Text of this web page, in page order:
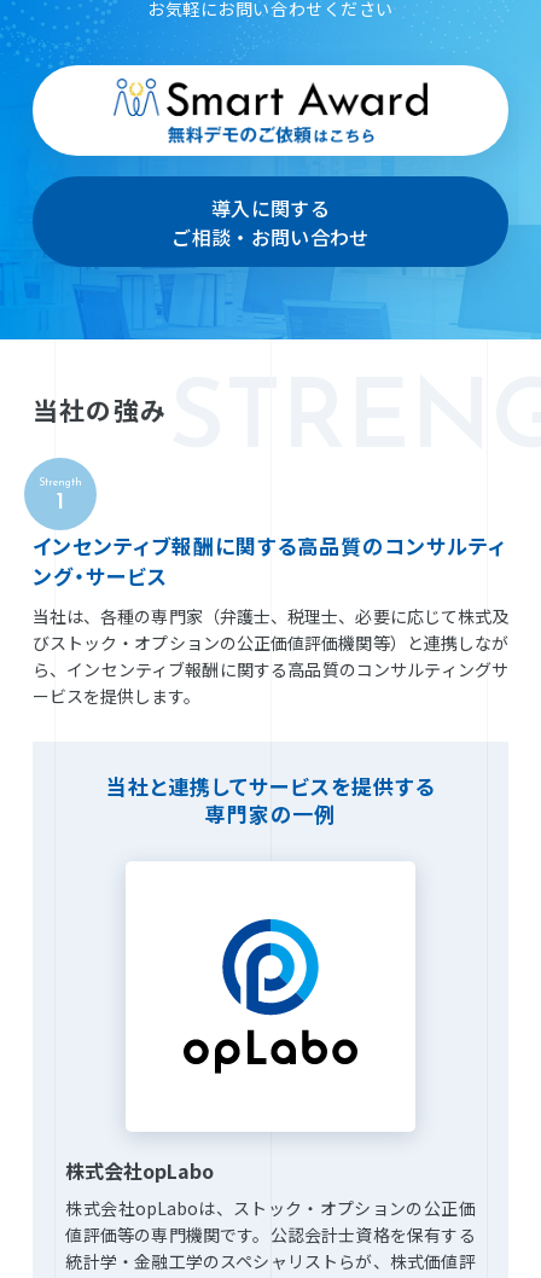
お気軽にお問い合わせください
導入に関する
ご相談・お問い合わせ
当社の強み
Strength
1
インセンティブ報酬に関する高品質のコンサルティ
ング・サービス
当社は、各種の専門家（弁護士、税理士、必要に応じて株式及
びストック・オプションの公正価値評価機関等）と連携しなが
ら、インセンティブ報酬に関する高品質のコンサルティングサ
ービスを提供します。
当社と連携してサービスを提供する
専門家の一例
株式会社opLabo
株式会社opLaboは、ストック・オプションの公正価
値評価等の専門機関です。公認会計士資格を保有する
統計学・金融工学のスペシャリストらが、株式価値評